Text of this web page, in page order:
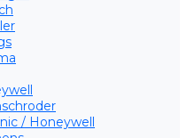
/ Honeywell